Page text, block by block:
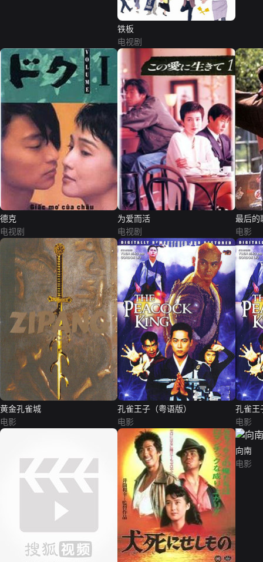
铁板
电视剧
德克
电视剧
为爱而活
电视剧
最后的
电影
黄金孔雀城
电影
孔雀王子（粤语版）
电影
孔雀王
电影
向南
电影